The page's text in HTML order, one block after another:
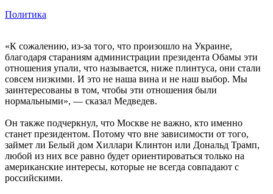
Политика
«К сожалению, из-за того, что произошло на Украине,
благодаря стараниям администрации президента Обамы эти
отношения упали, что называется, ниже плинтуса, они стали
совсем низкими. И это не наша вина и не наш выбор. Мы
заинтересованы в том, чтобы эти отношения были
нормальными», — сказал Медведев.
Он также подчеркнул, что Москве не важно, кто именно
станет президентом. Потому что вне зависимости от того,
займет ли Белый дом Хиллари Клинтон или Дональд Трамп,
любой из них все равно будет ориентироваться только на
американские интересы, которые не всегда совпадают с
российскими.